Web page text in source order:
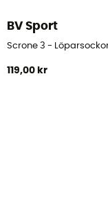
BV Sport
Scrone 3 -
119,00 kr